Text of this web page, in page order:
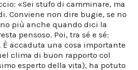
«Sei stufo di camminare, ma
Conviene non dire bugie, se no
più anche quando dici la
pensoso. Poi, tra sé e sé:
accaduta una cosa importante
clima di buon rapporto col
esperto della vita), ha potuto